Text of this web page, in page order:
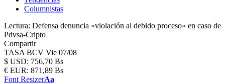
Columnistas
Lectura: Defensa denuncia «violación al debido proceso» en caso de
Pdvsa-Cripto
Compartir
TASA BCV Vie 07/08
$ USD: 756,70 Bs
€ EUR: 871,89 Bs
Font ResizerAa